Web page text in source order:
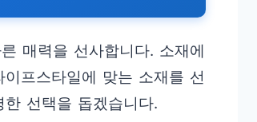
매력을 선사합니다. 소재에
프스타일에 맞는 소재를 선
선택을 돕겠습니다.